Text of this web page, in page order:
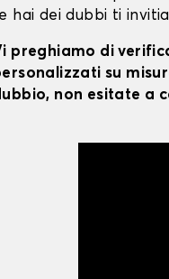
hai dei dubbi ti
preghiamo di
su
non esitate a